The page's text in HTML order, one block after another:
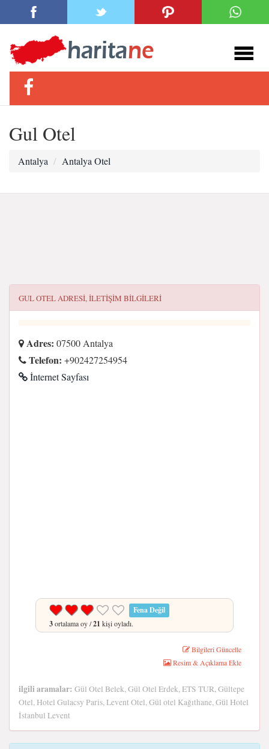
Gul Otel
Antalya Antalya Otel
GUL OTELADRESI, ILETIŞIM BILGILERI
Adres: 07500 Antalya
Telefon: +902427254954
İnternet Sayfası
Fena Değil
3ortalama oy /21 kişi oyladı.
Bilgileri Güncelle
Resim & Açıklama Ekle
ilgili aramalar: Gül Otel Belek, Gül Otel Erdek, ETS TUR, Gültepe
Otel, Hotel Gulacsy Paris, Levent Otel, Gül otel Kağıthane, Gül Hotel
İstanbul Levent